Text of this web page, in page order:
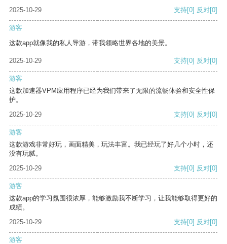
2025-10-29
支持[0] 反对[0]
游客
这款app就像我的私人导游，带我领略世界各地的美景。
2025-10-29 支持[0] 反对[0]
游客
这款加速器VPM应用程序已经为我们带来了无限的流畅体验和安全性保
护。
2025-10-29
支持[0] 反对[0]
游客
这款游戏非常好玩，画面精美，玩法丰富。我已经玩了好几个小时，还
没有玩腻。
2025-10-29
支持[0] 反对[0]
游客
这款app的学习氛围很浓厚，能够激励我不断学习，让我能够取得更好的
成绩。
2025-10-29
支持[0] 反对[0]
游客